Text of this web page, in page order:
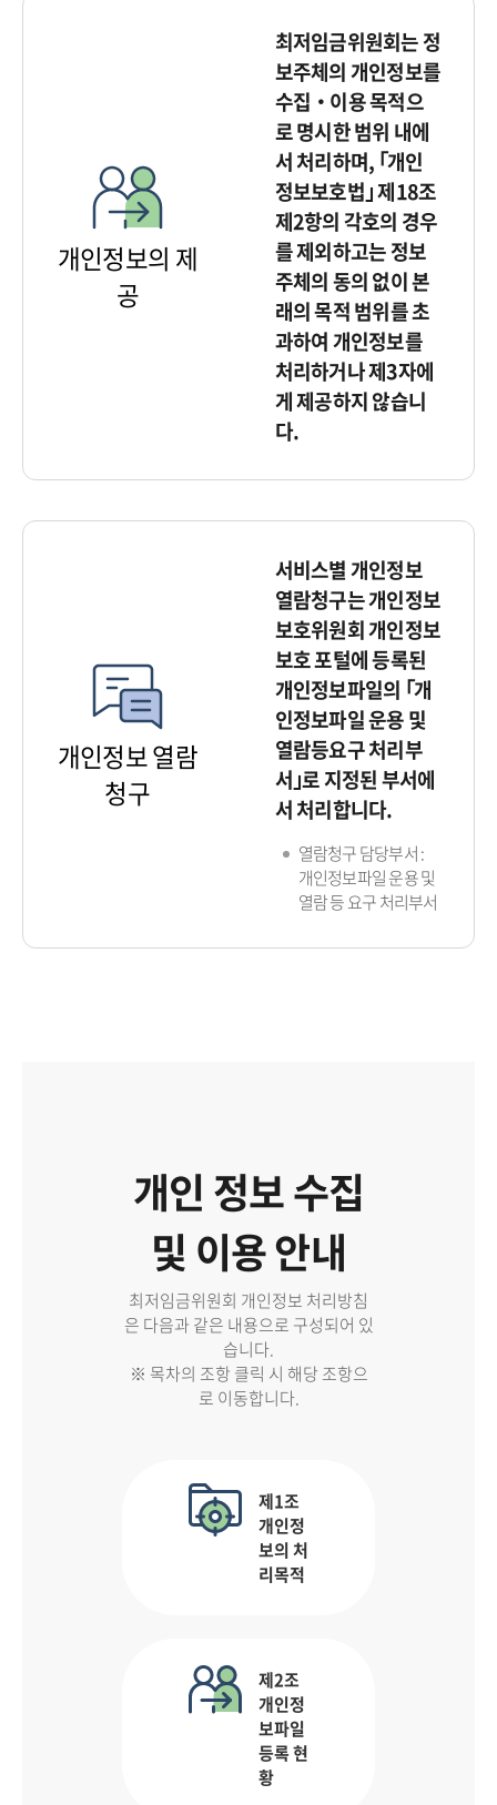
개인정보의 제
공
최저임금위원회는 정
보주체의 개인정보를
수집‧이용 목적으
로 명시한 범위 내에
서 처리하며, ｢개인
정보보호법｣ 제18조
제2항의 각호의 경우
를 제외하고는 정보
주체의 동의 없이 본
래의 목적 범위를 초
과하여 개인정보를
처리하거나 제3자에
게 제공하지 않습니
다.
개인정보 열람
청구
서비스별 개인정보
열람청구는 개인정보
보호위원회 개인정보
보호 포털에 등록된
개인정보파일의 ｢개
인정보파일 운용 및
열람등요구 처리부
서｣로 지정된 부서에
서 처리합니다.
열람청구 담당부서 :
개인정보파일 운용 및
열람 등 요구 처리부서
개인 정보 수집
및 이용 안내
최저임금위원회 개인정보 처리방침
은 다음과 같은 내용으로 구성되어 있
습니다.
※ 목차의 조항 클릭 시 해당 조항으
로 이동합니다.
제1조
개인정
보의 처
리목적
제2조
개인정
보파일
등록 현
황